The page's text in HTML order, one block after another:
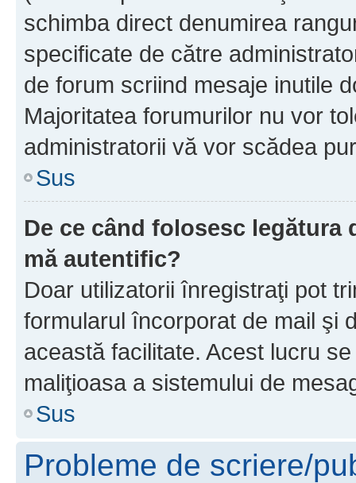
schimba direct denumirea
specificate de către
de forum scriind mesaje inutile
Majoritatea forumurilor nu vor
administratorii vă vor scădea
Sus
De ce când folosesc
mă autentific?
Doar utilizatorii înregistraţi pot
formularul încorporat de mail şi
această facilitate. Acest lucru
maliţioasa a sistemului de
Sus
Probleme de scriere/